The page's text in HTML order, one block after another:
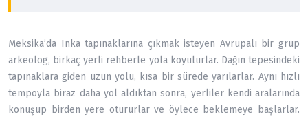
Meksika’da Inka tapınaklarına çıkmak isteyen Avrupalı bir grup
arkeolog, birkaç yerli rehberle yola koyulurlar. Dağın tepesindeki
tapınaklara giden uzun yolu, kısa bir sürede yarılarlar. Aynı hızlı
tempoyla biraz daha yol aldıktan sonra, yerliler kendi aralarında
konuşup birden yere otururlar ve öylece beklemeye başlarlar.